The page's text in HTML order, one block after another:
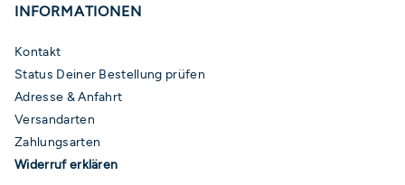
INFORMATIONEN
Kontakt
Status Deiner Bestellung prüfen
Adresse & Anfahrt
Versandarten
Zahlungsarten
Widerruf erklären